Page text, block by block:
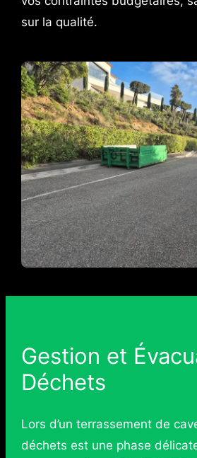
sur la qualité.
Gestion et
Déchets
Lors d’un terrassement de
déchets est une phase